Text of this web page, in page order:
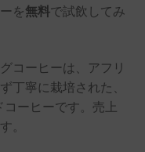
を無料で試飲してみ
コーヒーは、アフリ
丁寧に栽培された、
ーヒーです。売上
。